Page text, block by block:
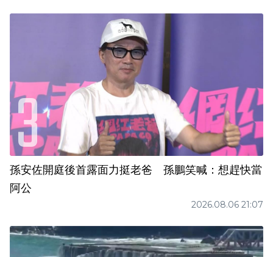
孫安佐開庭後首露面力挺老爸 孫鵬笑喊：想趕快當
阿公
2026.08.06 21:07